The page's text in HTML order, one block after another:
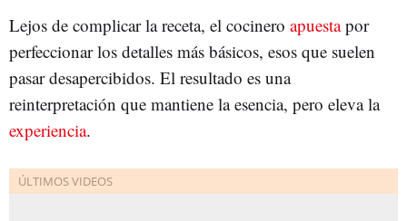
Lejos de complicar la receta, el cocinero apuestapor
perfeccionar los detalles más básicos, esos que suelen
pasar desapercibidos. El resultado es una
reinterpretación que mantiene la esencia, pero eleva la
experiencia.